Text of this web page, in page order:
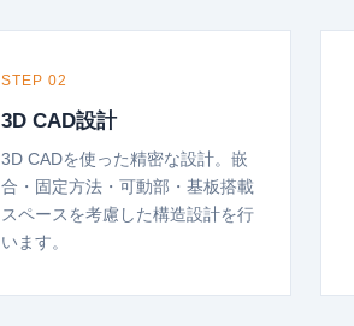
STEP 02
3D CAD設計
3D CADを使った精密な設計。嵌
合・固定方法・可動部・基板搭載
スペースを考慮した構造設計を行
います。